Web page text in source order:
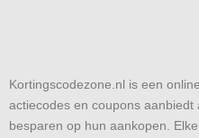
Kortingscodezone.nl is een
actiecodes en coupons
besparen op hun aankopen.